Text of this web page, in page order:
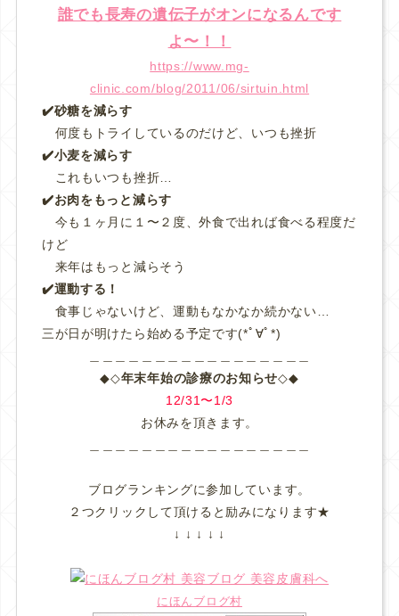
誰でも長寿の遺伝子がオンになるんです
よ〜！！
https://www.mg-
clinic.com/blog/2011/06/sirtuin.html
✔️砂糖を減らす
何度もトライしているのだけど、いつも挫折
✔️小麦を減らす
これもいつも挫折…
✔️お肉をもっと減らす
今も１ヶ月に１〜２度、外食で出れば食べる程度だ
けど
来年はもっと減らそう
✔️運動する！
食事じゃないけど、運動もなかなか続かない…
三が日が明けたら始める予定です(*ﾟ∀ﾟ*)
◆◇年末年始の診療のお知らせ◇◆
12/31〜1/3
お休みを頂きます。
ブログランキングに参加しています。
２つクリックして頂けると励みになります★
↓ ↓ ↓ ↓ ↓
にほんブログ村